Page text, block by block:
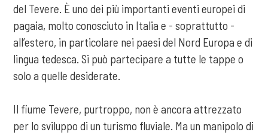
del Tevere. È uno dei più importanti eventi europei di
pagaia, molto conosciuto in Italia e - soprattutto -
all’estero, in particolare nei paesi del Nord Europa e di
lingua tedesca. Si può partecipare a tutte le tappe o
solo a quelle desiderate.
Il fiume Tevere, purtroppo, non è ancora attrezzato
per lo sviluppo di un turismo fluviale. Ma un manipolo di